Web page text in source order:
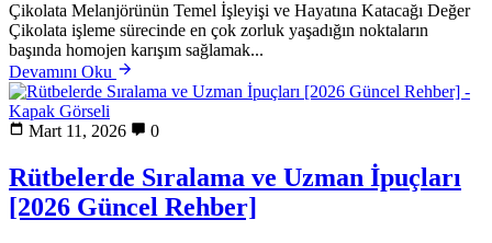
Çikolata Melanjörünün Temel İşleyişi ve Hayatına Katacağı Değer
Çikolata işleme sürecinde en çok zorluk yaşadığın noktaların
başında homojen karışım sağlamak...
Devamını Oku
Mart 11, 2026 0
Rütbelerde Sıralama ve Uzman İpuçları
[2026 Güncel Rehber]